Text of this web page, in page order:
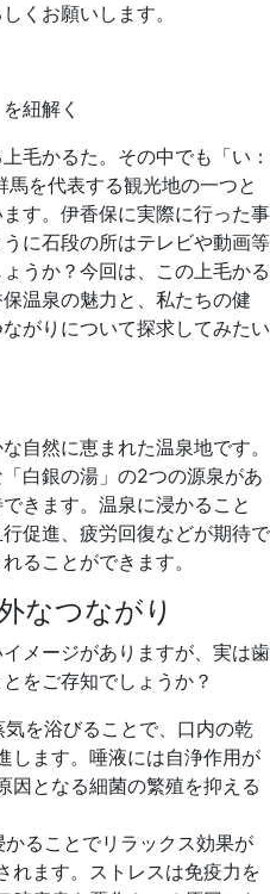
くお願いします。
紐解く
毛かるた。その中でも「い：
を代表する観光地の一つと
す。伊香保に実際に行った事
に石段の所はテレビや動画等
うか？今回は、この上毛かる
温泉の魅力と、私たちの健
がりについて探求してみたい
自然に恵まれた温泉地です。
白銀の湯」の2つの源泉があ
きます。温泉に浸かること
促進、疲労回復などが期待で
ることができます。
なつながり
メージがありますが、実は歯
をご存知でしょうか？
気を浴びることで、口内の乾
します。唾液には自浄作用が
因となる細菌の繁殖を抑える
かることでリラックス効果が
れます。ストレスは免疫力を